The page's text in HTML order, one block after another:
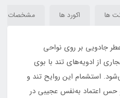
ها اکورد ها مشخصات
جادویی بر روی نواحی
از ادویه‌های تند با بوی
استشمام این روایح تند و
حس اعتماد به‌نفس عجیبی در